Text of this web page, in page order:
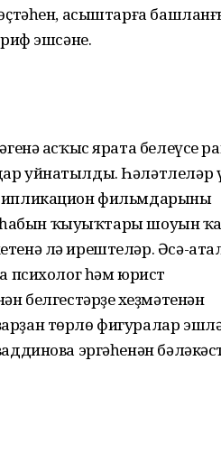
асыштарға
эшсәне.
асҡыс ярата белеүсе
уйнатылды. Һәләтлеләр
фильмдарының
һабын ҡыуыҡтары шоуын
лә ирештеләр. Әсә-
психолог һәм юрист
белгестәрҙең хеҙмәтенән
төрлө фигуралар
эргәһенән